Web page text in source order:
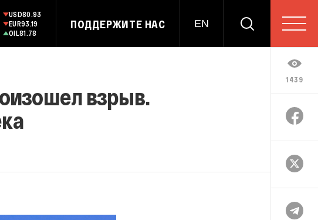
USD80.93
EUR93.19
OIL81.78
ПОДДЕРЖИТЕ НАС EN
1439
взрыв.